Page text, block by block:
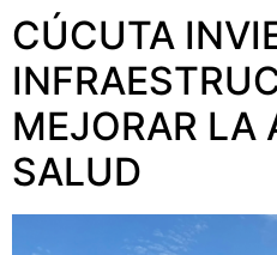
CÚCUTA
MEJORAR LA
SALUD